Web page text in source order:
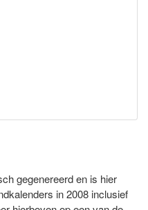
gegenereerd en is hier
in 2008 inclusief